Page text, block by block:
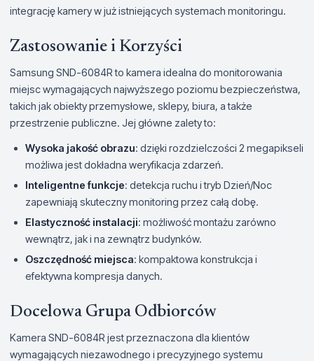
integrację kamery w już istniejących systemach monitoringu.
Zastosowanie i Korzyści
Samsung SND-6084R to kamera idealna do monitorowania
miejsc wymagających najwyższego poziomu bezpieczeństwa,
takich jak obiekty przemysłowe, sklepy, biura, a także
przestrzenie publiczne. Jej główne zalety to:
Wysoka jakość obrazu: dzięki rozdzielczości 2 megapikseli
możliwa jest dokładna weryfikacja zdarzeń.
Inteligentne funkcje: detekcja ruchu i tryb Dzień/Noc
zapewniają skuteczny monitoring przez całą dobę.
Elastyczność instalacji: możliwość montażu zarówno
wewnątrz, jak i na zewnątrz budynków.
Oszczędność miejsca: kompaktowa konstrukcja i
efektywna kompresja danych.
Docelowa Grupa Odbiorców
Kamera SND-6084R jest przeznaczona dla klientów
wymagających niezawodnego i precyzyjnego systemu